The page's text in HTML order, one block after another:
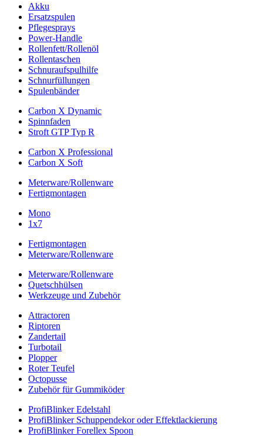
Akku
Ersatzspulen
Pflegesprays
Power-Handle
Rollenfett/Rollenöl
Rollentaschen
Schnuraufspulhilfe
Schnurfüllungen
Spulenbänder
Carbon X Dynamic
Spinnfaden
Stroft GTP Typ R
Carbon X Professional
Carbon X Soft
Meterware/Rollenware
Fertigmontagen
Mono
1x7
Fertigmontagen
Meterware/Rollenware
Meterware/Rollenware
Quetschhülsen
Werkzeuge und Zubehör
Attractoren
Riptoren
Zandertail
Turbotail
Plopper
Roter Teufel
Octopusse
Zubehör für Gummiköder
ProfiBlinker Edelstahl
ProfiBlinker Schuppendekor oder Effektlackierung
ProfiBlinker Forellex Spoon